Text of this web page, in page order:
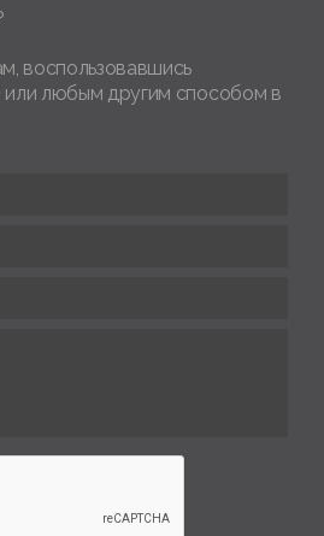
воспользовавшись
любым другим способом в